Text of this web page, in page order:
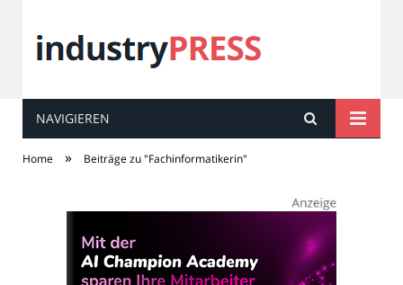
industryPRESS
NAVIGIEREN
Home » Beiträge zu "Fachinformatikerin"